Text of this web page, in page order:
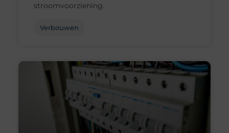
stroomvoorziening.
Verbouwen